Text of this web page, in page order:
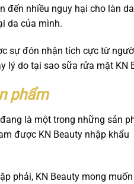
đến nhiều nguy hại cho làn
da của mình.
sự đón nhận tích cực từ
lý do tại sao sữa rửa mặt KN
phẩm
là một trong những sản
được KN Beauty nhập
phải, KN Beauty mong